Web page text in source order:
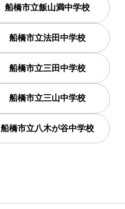
船橋市立飯山満中学校
船橋市立法田中学校
船橋市立三田中学校
船橋市立三山中学校
船橋市立八木が谷中学校